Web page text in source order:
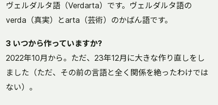
ヴェルダルタ語（Verdarta）です。ヴェルダルタ語の
verda（真実）とarta（芸術）のかばん語です。
3 いつから作っていますか?
2022年10月から。ただ、23年12月に大きな作り直しをし
ました（ただ、その前の言語と全く関係を絶ったわけでは
ない）。